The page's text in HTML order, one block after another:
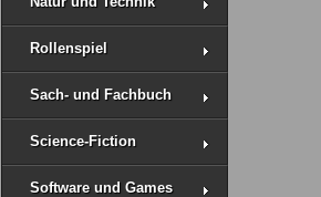
Rollenspiel
Sach- und Fachbuch
Science-Fiction
Software und Games